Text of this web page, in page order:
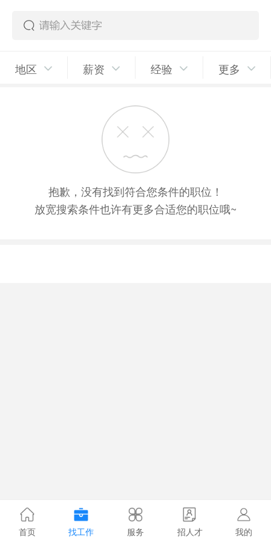
地区 薪资 经验 更多
抱歉，没有找到符合您条件的职位！
放宽搜索条件也许有更多合适您的职位哦~
首页 找工作 服务 招人才 我的